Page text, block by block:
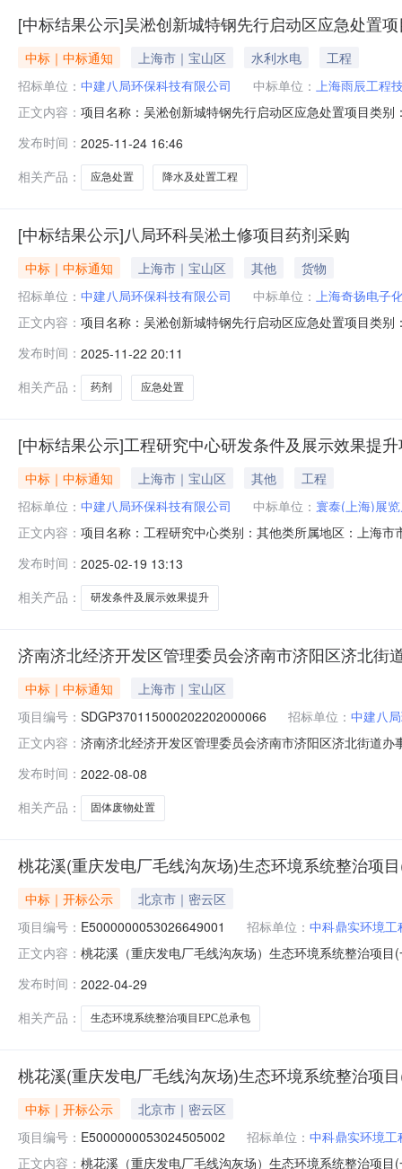
[中标结果公示]吴淞创新城特钢先行启动区应急处置
中标｜中标通知 上海市｜宝山区 水利水电
工程
招标单位： 中建八局环保科技有限公司 中标单位： 上海雨辰工程
正文内容： 项目名称：吴淞创新城特钢先行启动区应急处置项目类
发布时间： 2025-11-24 16:46
相关产品：
应急处置 降水及处置工程
[中标结果公示]八局环科吴淞土修项目药剂采购
中标｜中标通知 上海市｜宝山区 其他
货物
招标单位： 中建八局环保科技有限公司 中标单位： 上海奇扬电子
正文内容： 项目名称：吴淞创新城特钢先行启动区应急处置项目类
发布时间： 2025-11-22 20:11
相关产品：
药剂 应急处置
[中标结果公示]工程研究中心研发条件及展示效果提
中标｜中标通知 上海市｜宝山区 其他
工程
招标单位： 中建八局环保科技有限公司 中标单位： 寰泰(上海)展
正文内容： 项目名称：工程研究中心类别：其他类所属地区：上海
发布时间： 2025-02-19 13:13
相关产品：
研发条件及展示效果提升
济南济北经济开发区管理委员会济南市济阳区济北街
中标｜中标通知
上海市｜宝山区
项目编号： SDGP370115000202202000066 招标单位： 中建八
正文内容： 济南济北经济开发区管理委员会济南市济阳区济北街道
阳区济北街道办事处“济南华瑞能源科技有限公司”施工
置项
发布时间： 2022-08-08
相关产品：
固体废物处置
桃花溪(重庆发电厂毛线沟灰场)生态环境系统整治项
中标｜开标公示
北京市｜密云区
项目编号： E5000000053026649001 招标单位： 中科鼎实环境工
正文内容： 桃花溪（重庆发电厂毛线沟灰场）生态环境系统整治项
求:0;保证金金额:0.00元,投标文件递交时间
发布时间： 2022-04-29
相关产品：
生态环境系统整治项目EPC总承包
桃花溪(重庆发电厂毛线沟灰场)生态环境系统整治项
中标｜开标公示
北京市｜密云区
项目编号： E5000000053024505002 招标单位： 中科鼎实环境工
正文内容： 桃花溪（重庆发电厂毛线沟灰场）生态环境系统整治项